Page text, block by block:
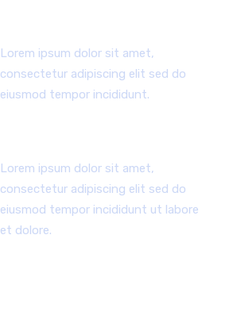
Lorem ipsum dolor sit amet,
consectetur adipiscing elit sed do
eiusmod tempor incididunt.
Lorem ipsum dolor sit amet,
consectetur adipiscing elit sed do
eiusmod tempor incididunt ut labore
et dolore.